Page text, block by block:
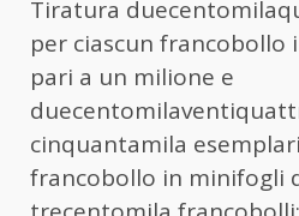
Tiratura
per ciascun
pari a un milione e
cinquantamila
francobollo in minifogli